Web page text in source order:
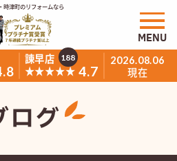
時津町のリフォームなら
諫早店
★★★★★ 4.7
188 2026.08.06
現在
MENU
ログ